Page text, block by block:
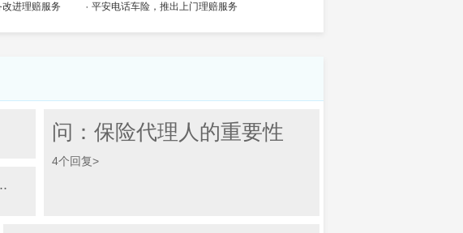
进理赔服务 平安电话车险，推出上门理赔服务
问：保险代理人的重要性
4个回复>